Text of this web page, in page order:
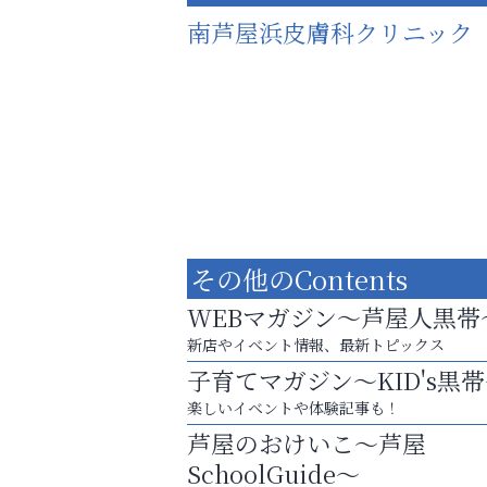
南芦屋浜皮膚科クリニック
お子さまにも大人にも、優しく寄り添う
OTTO南芦屋浜皮膚科クリニック、開院！
便利屋ファースト
その他のContents
WEBマガジン～芦屋人黒帯
新店やイベント情報、最新トピックス
子育てマガジン～KID's黒
楽しいイベントや体験記事も！
芦屋のおけいこ～芦屋
SchoolGuide～